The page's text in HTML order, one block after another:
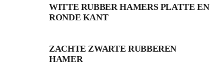
WITTE RUBBER HAMERS PLATTE EN
RONDE KANT
ZACHTE ZWARTE RUBBEREN
HAMER